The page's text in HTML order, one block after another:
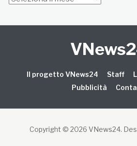
Il progetto VNews24 Staff
Pubblicità
Copyright © 2026 VNews24.